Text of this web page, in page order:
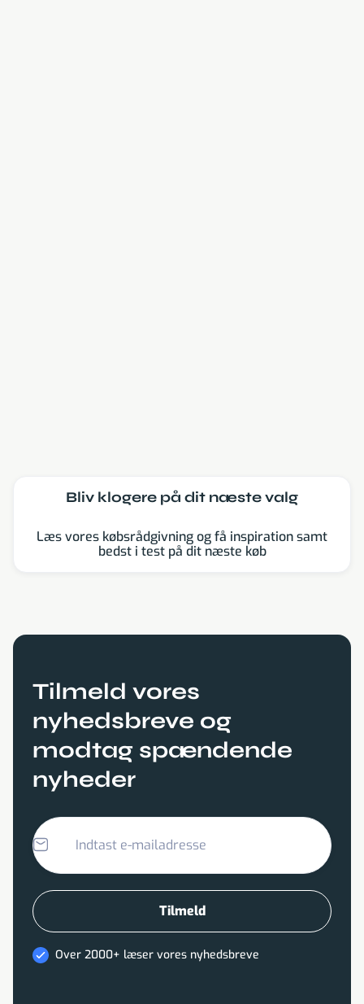
Bliv klogere på dit næste valg
Læs vores købsrådgivning og få inspiration samt
bedst i test på dit næste køb
Tilmeld vores
nyhedsbreve og
modtag spændende
nyheder
Over 2000+ læser vores nyhedsbreve